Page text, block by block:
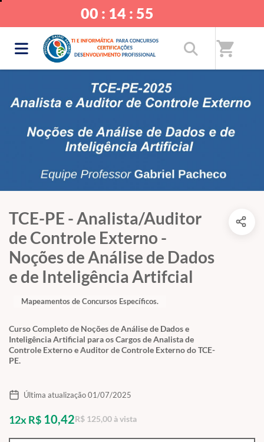
shopping_cart
00 : 14 : 54
TCE-PE - Analista/Auditor
de Controle Externo -
Noções de Análise de Dados
e de Inteligência Artifcial
Curso Completo de Noções de Análise de Dados e
Inteligência Artificial para os Cargos de Analista de
Controle Externo e Auditor de Controle Externo do TCE-
PE.
Mapeamentos de Concursos Específicos.
Última atualização 01/07/2025
12x R$ 10,42R$ 125,00 à vista